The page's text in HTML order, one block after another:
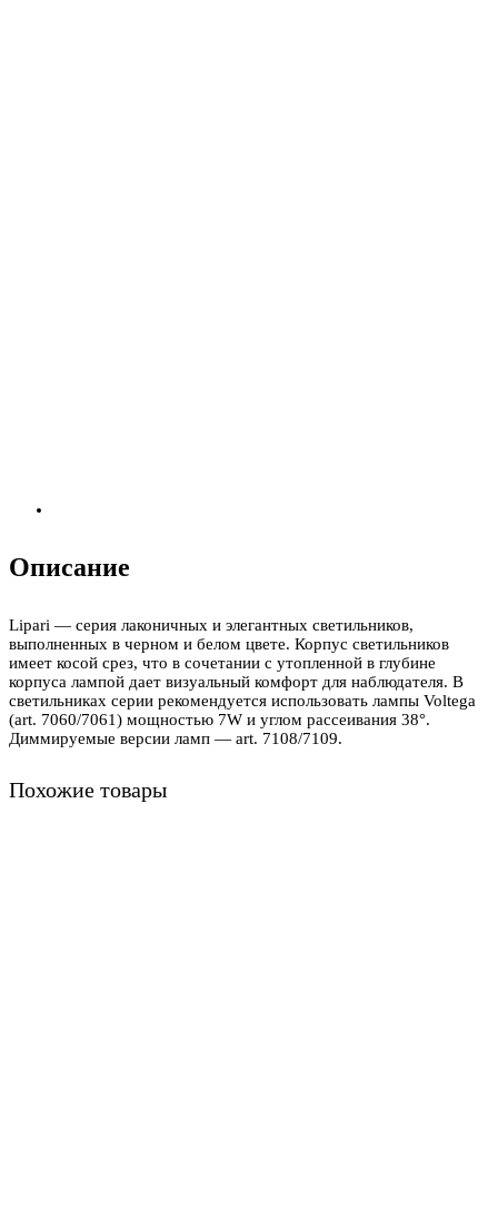
Описание
Lipari — серия лаконичных и элегантных светильников,
выполненных в черном и белом цвете. Корпус светильников
имеет косой срез, что в сочетании с утопленной в глубине
корпуса лампой дает визуальный комфорт для наблюдателя. В
светильниках серии рекомендуется использовать лампы Voltega
(art. 7060/7061) мощностью 7W и углом рассеивания 38°.
Диммируемые версии ламп — art. 7108/7109.
Похожие товары